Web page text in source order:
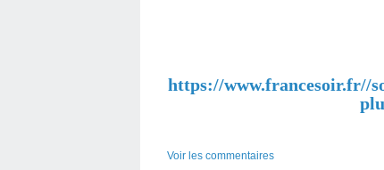
https://www.francesoir.fr//
Voir les commentaires